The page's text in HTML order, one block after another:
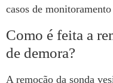
casos de
Como é feita a
de demora?
A remoção da sonda